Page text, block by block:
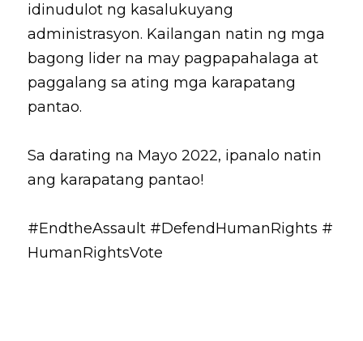
idinudulot ng kasalukuyang
administrasyon. Kailangan natin ng mga
bagong lider na may pagpapahalaga at
paggalang sa ating mga karapatang
pantao.
Sa darating na Mayo 2022, ipanalo natin
ang karapatang pantao!
#EndtheAssault #DefendHumanRights #
HumanRightsVote